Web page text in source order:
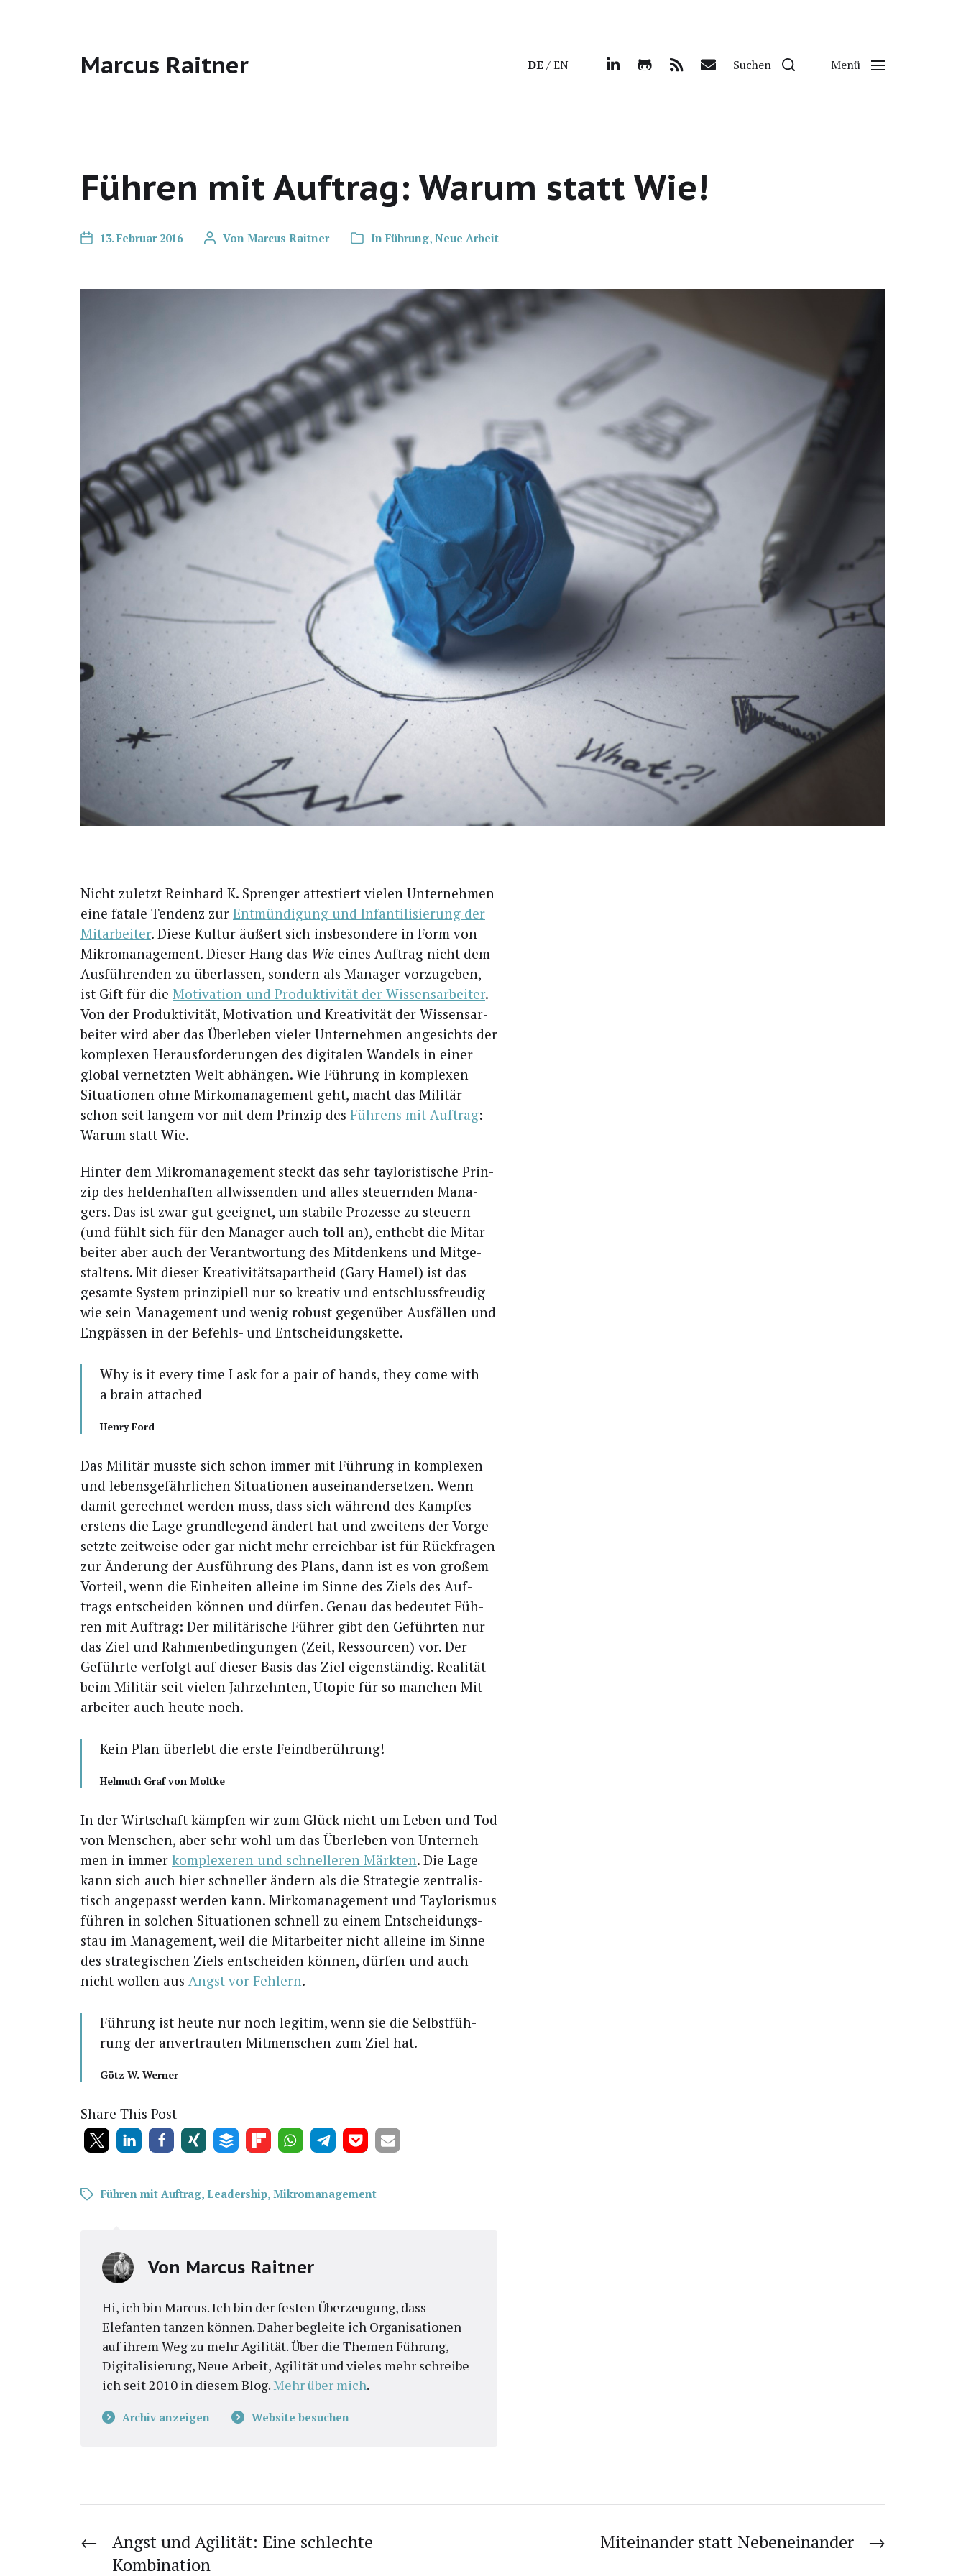
Marcus Raitner DE EN Suchen Menü
Führen mit Auftrag: Warum statt Wie!
13. Februar 2016 Von Marcus Raitner In Führung, Neue Arbeit
Nicht zuletzt Rein­hard K. Spren­ger attes­tiert vie­len Unter­neh­men
eine fata­le Ten­denz zur Ent­mün­di­gung und Infan­ti­li­sie­rung der
Mit­ar­bei­ter. Die­se Kul­tur äußert sich ins­be­son­de­re in Form von
Mikro­ma­nage­ment. Die­ser Hang das Wie eines Auf­trag nicht dem
Aus­füh­ren­den zu über­las­sen, son­dern als Mana­ger vor­zu­ge­ben,
ist Gift für die Moti­va­ti­on und Pro­duk­ti­vi­tät der Wis­sens­ar­bei­ter.
Von der Pro­duk­ti­vi­tät, Moti­va­ti­on und Krea­ti­vi­tät der Wis­sens­ar­
bei­ter wird aber das Über­le­ben vie­ler Unter­neh­men ange­sichts der
kom­ple­xen Her­aus­for­de­run­gen des digi­ta­len Wan­dels in einer
glo­bal ver­netz­ten Welt abhän­gen. Wie Füh­rung in kom­ple­xen
Situa­tio­nen ohne Mir­ko­ma­nage­ment geht, macht das Mili­tär
schon seit lan­gem vor mit dem Prin­zip des Füh­rens mit Auf­trag:
War­um statt Wie.
Hin­ter dem Mikro­ma­nage­ment steckt das sehr tay­lo­ris­ti­sche Prin­
zip des hel­den­haf­ten all­wis­sen­den und alles steu­ern­den Mana­
gers. Das ist zwar gut geeig­net, um sta­bi­le Pro­zes­se zu steu­ern
(und fühlt sich für den Mana­ger auch toll an), ent­hebt die Mit­ar­
bei­ter aber auch der Ver­ant­wor­tung des Mit­den­kens und Mit­ge­
stal­tens. Mit die­ser Krea­ti­vi­täts­apart­heid (Gary Hamel) ist das
gesam­te Sys­tem prin­zi­pi­ell nur so krea­tiv und ent­schluss­freu­dig
wie sein Manage­ment und wenig robust gegen­über Aus­fäl­len und
Eng­päs­sen in der Befehls- und Entscheidungskette.
Why is it every time I ask for a pair of hands, they come with
a brain attached
Hen­ry Ford
Das Mili­tär muss­te sich schon immer mit Füh­rung in kom­ple­xen
und lebens­ge­fähr­li­chen Situa­tio­nen aus­ein­an­der­set­zen. Wenn
damit gerech­net wer­den muss, dass sich wäh­rend des Kamp­fes
ers­tens die Lage grund­le­gend ändert hat und zwei­tens der Vor­ge­
setz­te zeit­wei­se oder gar nicht mehr erreich­bar ist für Rück­fra­gen
zur Ände­rung der Aus­füh­rung des Plans, dann ist es von gro­ßem
Vor­teil, wenn die Ein­hei­ten allei­ne im Sin­ne des Ziels des Auf­
trags ent­schei­den kön­nen und dür­fen. Genau das bedeu­tet Füh­
ren mit Auf­trag: Der mili­tä­ri­sche Füh­rer gibt den Geführ­ten nur
das Ziel und Rah­men­be­din­gun­gen (Zeit, Res­sour­cen) vor. Der
Geführ­te ver­folgt auf die­ser Basis das Ziel eigen­stän­dig. Rea­li­tät
beim Mili­tär seit vie­len Jahr­zehn­ten, Uto­pie für so man­chen Mit­
ar­bei­ter auch heu­te noch.
Kein Plan über­lebt die ers­te Feindberührung!
Hel­muth Graf von Moltke
In der Wirt­schaft kämp­fen wir zum Glück nicht um Leben und Tod
von Men­schen, aber sehr wohl um das Über­le­ben von Unter­neh­
men in immer kom­ple­xe­ren und schnel­le­ren Märk­ten. Die Lage
kann sich auch hier schnel­ler ändern als die Stra­te­gie zen­tra­lis­
tisch ange­passt wer­den kann. Mir­ko­ma­nage­ment und Tay­lo­ris­mus
füh­ren in sol­chen Situa­tio­nen schnell zu einem Ent­schei­dungs­
stau im Manage­ment, weil die Mit­ar­bei­ter nicht allei­ne im Sin­ne
des stra­te­gi­schen Ziels ent­schei­den kön­nen, dür­fen und auch
nicht wol­len aus Angst vor Feh­lern.
Füh­rung ist heu­te nur noch legi­tim, wenn sie die Selbst­füh­
rung der anver­trau­ten Mit­men­schen zum Ziel hat.
Götz W. Werner
Share This Post
Führen mit Auftrag, Leadership, Mikromanagement
Von Marcus Raitner
Hi, ich bin Marcus. Ich bin der festen Überzeugung, dass
Elefanten tanzen können. Daher begleite ich Organisationen
auf ihrem Weg zu mehr Agilität. Über die Themen Führung,
Digitalisierung, Neue Arbeit, Agilität und vieles mehr schreibe
ich seit 2010 in diesem Blog.Mehr über mich.
Archiv anzeigen Website besuchen
←
Angst und Agilität: Eine schlechte
Kombination
→
Miteinander statt Nebeneinander